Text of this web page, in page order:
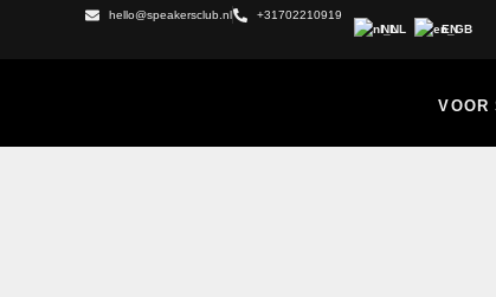
hello@speakersclub.nl
+31702210919
NL
EN
VOOR